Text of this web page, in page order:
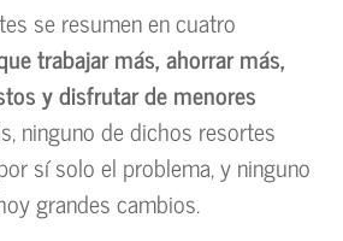
se resumen en cuatro
trabajar más, ahorrar más,
y disfrutar de menores
ninguno de dichos resortes
sí solo el problema, y ninguno
grandes cambios.